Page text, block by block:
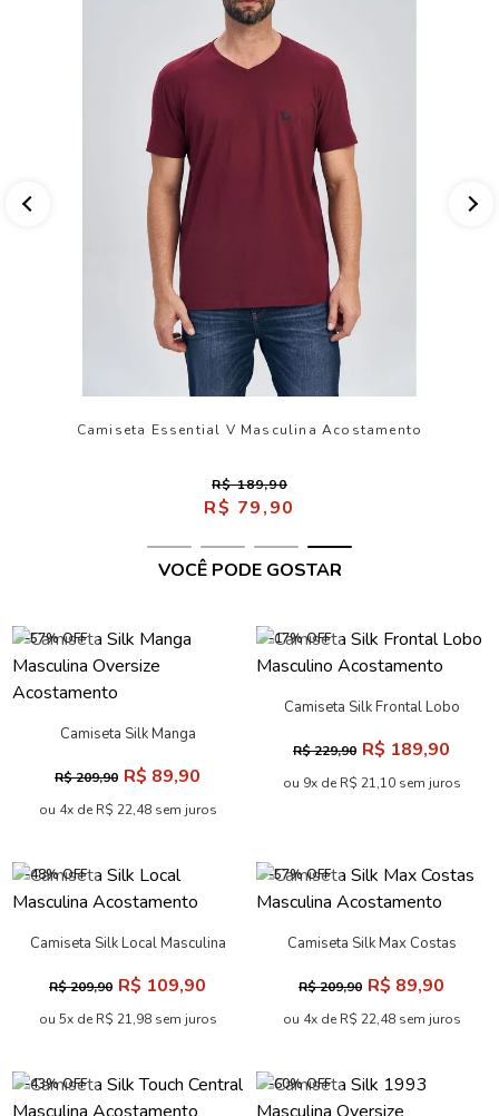
Camiseta Essential V Masculina Acostamento
R$ 189,90
R$ 79,90
VOCÊ PODE GOSTAR
-57% OFF
Camiseta Silk Manga
Acostamento
R$ 209,90 R$ 89,90
ou 4x de R$ 22,48 sem juros
-17% OFF
Camiseta Silk Frontal Lobo
R$ 229,90 R$ 189,90
ou 9x de R$ 21,10 sem juros
-48% OFF
Camiseta Silk Local Masculina
R$ 209,90 R$ 109,90
ou 5x de R$ 21,98 sem juros
-57% OFF
Camiseta Silk Max Costas
R$ 209,90 R$ 89,90
ou 4x de R$ 22,48 sem juros
-43% OFF -60% OFF